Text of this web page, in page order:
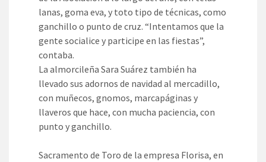
lanas, goma eva, y toto tipo de técnicas, como
ganchillo o punto de cruz. “Intentamos que la
gente socialice y participe en las fiestas”,
contaba.
La almorcileña Sara Suárez también ha
llevado sus adornos de navidad al mercadillo,
con muñecos, gnomos, marcapáginas y
llaveros que hace, con mucha paciencia, con
punto y ganchillo.
Sacramento de Toro de la empresa Florisa, en